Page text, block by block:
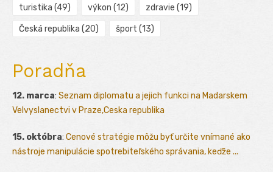
turistika (49) výkon (12) zdravie (19)
Česká republika (20) šport (13)
Poradňa
12. marca: Seznam diplomatu a jejich funkci na Madarskem
Velvyslanectvi v Praze,Ceska republika
15. októbra: Cenové stratégie môžu byť určite vnímané ako
nástroje manipulácie spotrebiteľského správania, keďže ...